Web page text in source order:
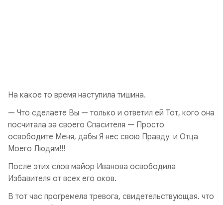
На какое то время наступила тишина.
— Что сделаете Вы — только и ответил ей Тот, кого она
посчитала за своего Спасителя — Просто
освободите Меня, дабы Я нес свою Правду и Отца
Моего Людям!!!
После этих слов майор Иванова освободила
Избавителя от всех его оков.
В тот час прогремела тревога, свидетельствующая. что